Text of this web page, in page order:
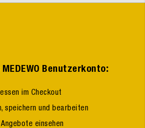
Benutzerkonto:
im Checkout
speichern und bearbeiten
einsehen